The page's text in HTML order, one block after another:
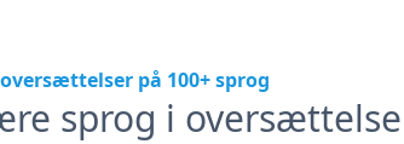
på 100+ sprog
sprog i oversættelse